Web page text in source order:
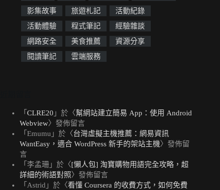
影集故事
旅遊札記
活動紀錄
活動體驗
程式筆記
經驗雜談
網路安全
美食推薦
資源分享
閱讀筆記
雲端服務
「 CLRE20 」於〈幫網站建立簡易 App：使用 Android
Webview〉發佈留言
「 Emumu 」於〈台灣虛擬主機推薦：網易資訊
WantEasy，適合 WordPress 新手的架站主機〉發佈留
言
「 李孟珊 」於〈[懶人包] 淘寶購物用語完全攻略，超
詳細的術語對照〉發佈留言
「 Astrid 」於〈看懂 Coursera 的收費方式，如何免費